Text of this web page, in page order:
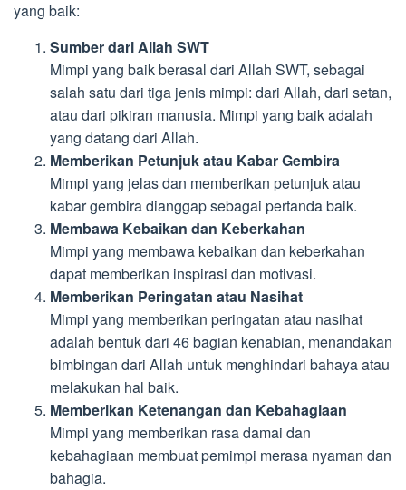
yang baik:
Sumber dari Allah SWT
Mimpi yang baik berasal dari Allah SWT, sebagai
salah satu dari tiga jenis mimpi: dari Allah, dari setan,
atau dari pikiran manusia. Mimpi yang baik adalah
yang datang dari Allah.
Memberikan Petunjuk atau Kabar Gembira
Mimpi yang jelas dan memberikan petunjuk atau
kabar gembira dianggap sebagai pertanda baik.
Membawa Kebaikan dan Keberkahan
Mimpi yang membawa kebaikan dan keberkahan
dapat memberikan inspirasi dan motivasi.
Memberikan Peringatan atau Nasihat
Mimpi yang memberikan peringatan atau nasihat
adalah bentuk dari 46 bagian kenabian, menandakan
bimbingan dari Allah untuk menghindari bahaya atau
melakukan hal baik.
Memberikan Ketenangan dan Kebahagiaan
Mimpi yang memberikan rasa damai dan
kebahagiaan membuat pemimpi merasa nyaman dan
bahagia.